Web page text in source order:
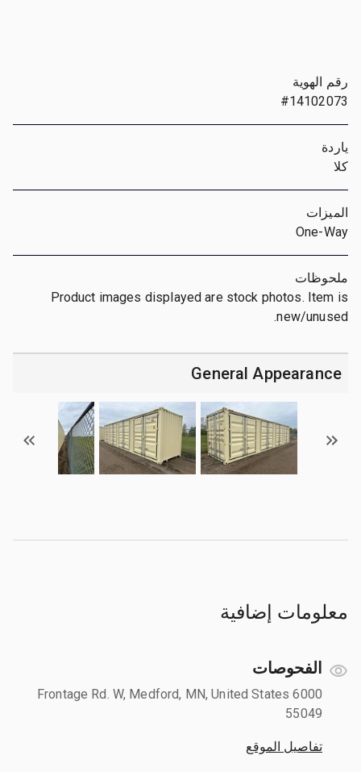
رقم الهوية
#14102073
ياردة
كلا
الميزات
One-Way
ملحوظات
Product images displayed are stock photos. Item is
new/unused.
General Appearance
معلومات إضافية
الفحوصات
6000 Frontage Rd. W, Medford, MN, United States
55049
تفاصيل الموقع